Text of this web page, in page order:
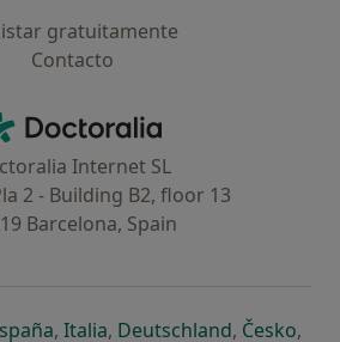
gratuitamente
Contacto
Doctoralia - Homepage
Internet SL
2 - Building B2, floor 13
Barcelona, Spain
separador
num novo separador
abre num novo separador
, Italiaabre num novo
, Deutschlandabre num
, Česko,